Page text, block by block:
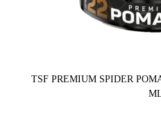
TSF PREMIUM SPIDER